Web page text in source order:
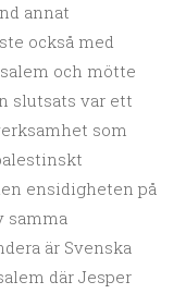
annat
också med
och mötte
slutsats var ett
som
ensidigheten på
samma
är Svenska
där Jesper